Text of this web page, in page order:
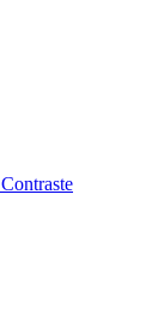
Contraste